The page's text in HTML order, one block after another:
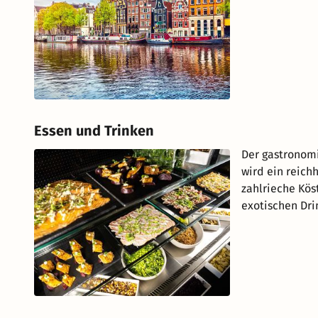
Essen und Trinken
Der
wird ein
zahlrieche
exotischen